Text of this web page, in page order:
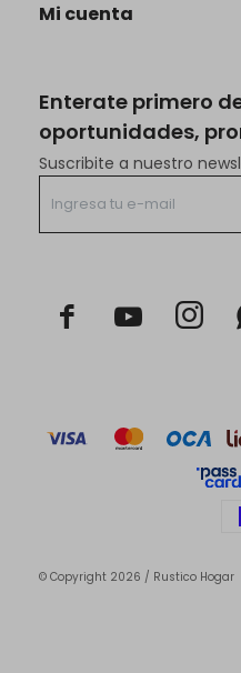
Enterate primero
oportunidades,
Suscribite a nuestro
 
Mi cuenta
© Copyright 2026 / Rustico Hogar